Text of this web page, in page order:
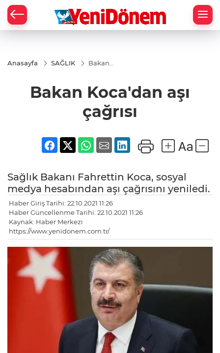
Anasayfa SAĞLIK
Bakan
çağrısı
Bakan Koca'dan aşı
çağrısı
Sağlık Bakanı Fahrettin Koca, sosyal
medya hesabından aşı çağrısını yeniledi.
Haber Giriş Tarihi: 22.10.2021 11:26
Haber Güncellenme Tarihi: 22.10.2021 11:26
Kaynak: Haber Merkezi
https://www.yenidonem.com.tr/